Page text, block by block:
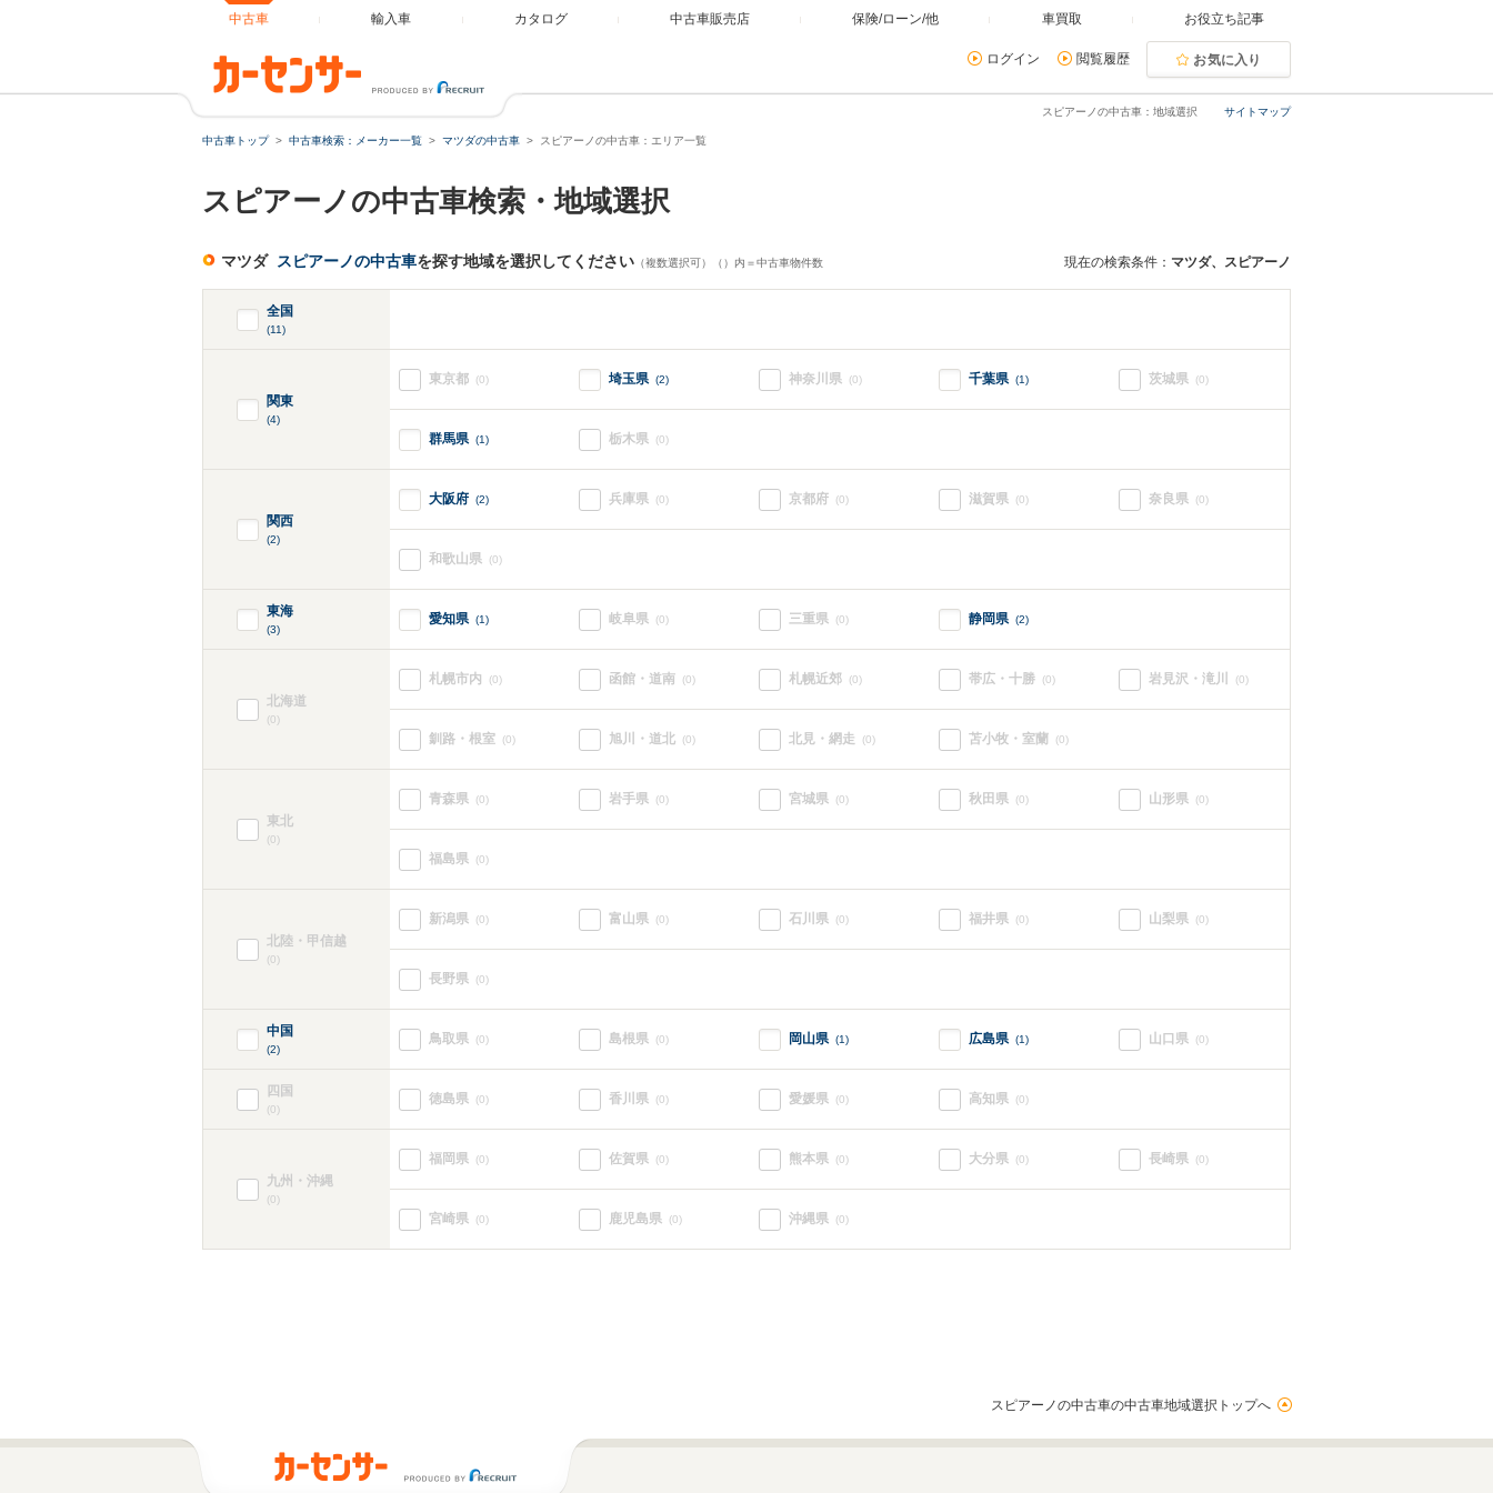
中古車 輸入車 カタログ 中古車販売店 保険/ローン/他 車買取 お役立ち記事
ログイン 閲覧履歴 お気に入り
サイトマップ
スピアーノの中古車：地域選択
中古車トップ 中古車検索：メーカー一覧 マツダの中古車 スピアーノの中古車：エリア一覧
スピアーノの中古車検索・地域選択
マツダ スピアーノの中古車を探す地域を選択してください （複数選択可）（）内＝中古車物件数 現在の検索条件： マツダ、スピアーノ
全国
(11)
関東
(4)
東京都 (0) 埼玉県 (2) 神奈川県 (0) 千葉県 (1) 茨城県 (0)
群馬県 (1) 栃木県 (0)
関西
(2)
大阪府 (2) 兵庫県 (0) 京都府 (0) 滋賀県 (0) 奈良県 (0)
和歌山県 (0)
東海
(3)
愛知県 (1) 岐阜県 (0) 三重県 (0) 静岡県 (2)
北海道
(0)
札幌市内 (0) 函館・道南 (0) 札幌近郊 (0) 帯広・十勝 (0) 岩見沢・滝川 (0)
釧路・根室 (0) 旭川・道北 (0) 北見・網走 (0) 苫小牧・室蘭 (0)
東北
(0)
青森県 (0) 岩手県 (0) 宮城県 (0) 秋田県 (0) 山形県 (0)
福島県 (0)
北陸・甲信越
(0)
新潟県 (0) 富山県 (0) 石川県 (0) 福井県 (0) 山梨県 (0)
長野県 (0)
中国
(2)
鳥取県 (0) 島根県 (0) 岡山県 (1) 広島県 (1) 山口県 (0)
四国
(0)
徳島県 (0) 香川県 (0) 愛媛県 (0) 高知県 (0)
九州・沖縄
(0)
福岡県 (0) 佐賀県 (0) 熊本県 (0) 大分県 (0) 長崎県 (0)
宮崎県 (0) 鹿児島県 (0) 沖縄県 (0)
スピアーノの中古車の中古車地域選択トップへ